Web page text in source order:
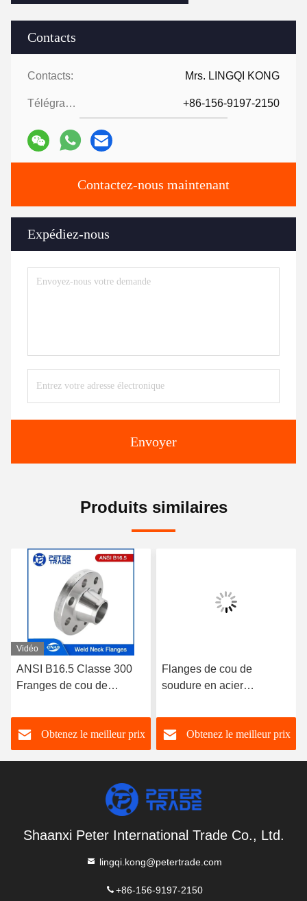
Contacts
Contacts: Mrs. LINGQI KONG
Télégramme: +86-156-9197-2150
Contactez-nous maintenant
Expédiez-nous
Envoyer
Produits similaires
Vidéo
ANSI B16.5 Classe 300
Franges de cou de
inoxydable A182
304/316L WNRF Face
soulevée et face plate
Obtenez le meilleur prix
Flanges de cou de
soudure en acier
304/316L WNRF face
soulevée et face plate
ANSI B16.5 classe 150
Obtenez le meilleur prix
Shaanxi Peter International Trade Co., Ltd.
lingqi.kong@petertrade.com
+86-156-9197-2150